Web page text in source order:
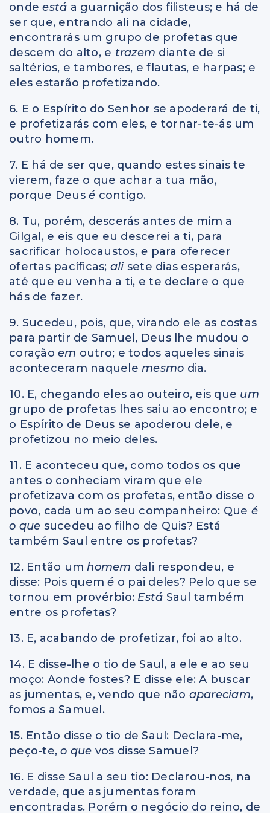
ondeestá a guarnição dos filisteus; e há de
ser que, entrando ali na cidade,
encontrarás um grupo de profetas que
descem do alto, e trazem diante de si
saltérios, e tambores, e flautas, e harpas; e
eles estarão profetizando.
6. E o Espírito do Senhor se apoderará de ti,
e profetizarás com eles, e tornar-te-ás um
outro homem.
7. E há de ser que, quando estes sinais te
vierem, faze o que achar a tua mão,
porque Deus é contigo.
8. Tu, porém, descerás antes de mim a
Gilgal, e eis que eu descerei a ti, para
sacrificar holocaustos, e para oferecer
ofertas pacíficas; ali sete dias esperarás,
até que eu venha a ti, e te declare o que
hás de fazer.
9. Sucedeu, pois, que, virando ele as costas
para partir de Samuel, Deus lhe mudou o
coração em outro; e todos aqueles sinais
aconteceram naquele mesmo dia.
10. E, chegando eles ao outeiro, eis que um
grupo de profetas lhes saiu ao encontro; e
o Espírito de Deus se apoderou dele, e
profetizou no meio deles.
11. E aconteceu que, como todos os que
antes o conheciam viram que ele
profetizava com os profetas, então disse o
povo, cada um ao seu companheiro: Que é
o que sucedeu ao filho de Quis? Está
também Saul entre os profetas?
12. Então umhomem dali respondeu, e
disse: Pois quemé o pai deles? Pelo que se
tornou em provérbio: Está Saul também
entre os profetas?
13. E, acabando de profetizar, foi ao alto.
14. E disse-lhe o tio de Saul, a ele e ao seu
moço: Aonde fostes? E disse ele: A buscar
as jumentas, e, vendo que não apareciam,
fomos a Samuel.
15. Então disse o tio de Saul: Declara-me,
peço-te,o que vos disse Samuel?
16. E disse Saul a seu tio: Declarou-nos, na
verdade, que as jumentas foram
encontradas. Porém o negócio do reino, de